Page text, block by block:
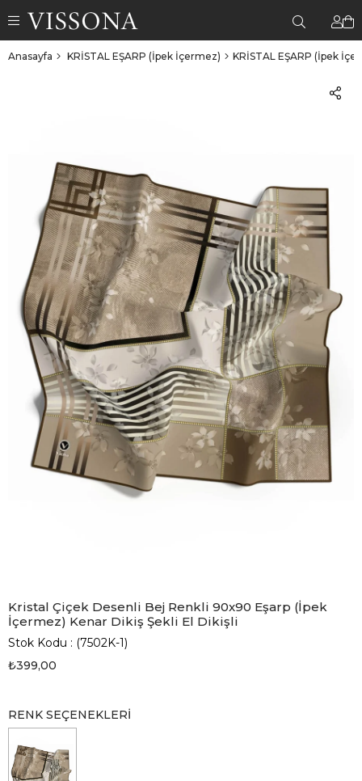
Anasayfa KRİSTAL EŞARP (İpek İçermez) KRİSTAL EŞARP (İpek
Kristal Çiçek Desenli Bej Renkli 90x90 Eşarp (İpek
İçermez) Kenar Dikiş Şekli El Dikişli
Stok Kodu
(7502K-1)
₺399,00
RENK SEÇENEKLERI